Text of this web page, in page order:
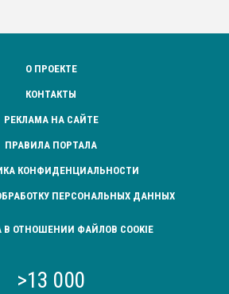
О ПРОЕКТЕ
КОНТАКТЫ
РЕКЛАМА НА САЙТЕ
ПРАВИЛА ПОРТАЛА
КОНФИДЕНЦИАЛЬНОСТИ
ПЕРСОНАЛЬНЫХ ДАННЫХ
ОТНОШЕНИИ ФАЙЛОВ COOKIE
>13 000